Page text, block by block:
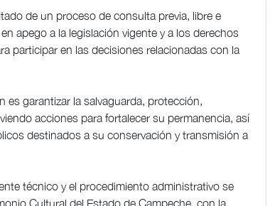
de un proceso de consulta previa, libre e
apego a la legislación vigente y a los derechos
participar en las decisiones relacionadas con la
es garantizar la salvaguarda, protección,
acciones para fortalecer su permanencia, así
destinados a su conservación y transmisión a
técnico y el procedimiento administrativo se
Cultural del Estado de Campeche, con la